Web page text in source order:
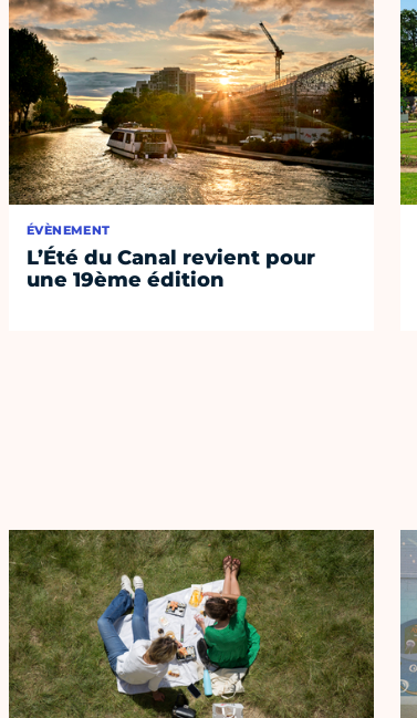
ÉVÈNEMENT
L’Été du Canal revient pour
une 19ème édition